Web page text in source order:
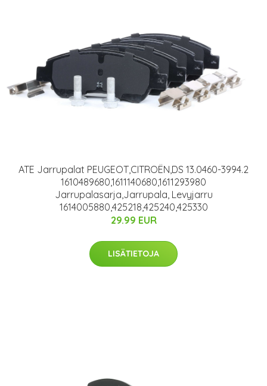
ATE Jarrupalat PEUGEOT,CITROËN,DS 13.0460-3994.2
1610489680,1611140680,1611293980
Jarrupalasarja,Jarrupala, Levyjarru
1614005880,425218,425240,425330
29.99 EUR
LISÄTIETOJA